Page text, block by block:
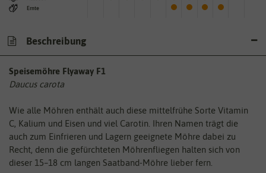
Ernte
Beschreibung
Speisemöhre Flyaway F1
Daucus carota
Wie alle Möhren enthält auch diese mittelfrühe Sorte Vitamin
C, Kalium und Eisen und viel Carotin. Ihren Namen trägt die
auch zum Einfrieren und Lagern geeignete Möhre dabei zu
Recht, denn die gefürchteten Möhrenfliegen halten sich von
dieser 15–18 cm langen Saatband-Möhre lieber fern.